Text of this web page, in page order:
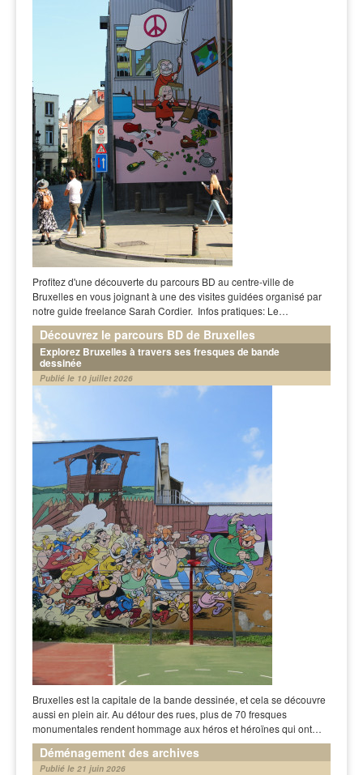
Profitez d'une découverte du parcours BD au centre-ville de
Bruxelles en vous joignant à une des visites guidées organisé par
notre guide freelance Sarah Cordier. Infos pratiques: Le…
Découvrez le parcours BD de Bruxelles
Explorez Bruxelles à travers ses fresques de bande
dessinée
Publié le 10 juillet 2026
Bruxelles est la capitale de la bande dessinée, et cela se découvre
aussi en plein air. Au détour des rues, plus de 70 fresques
monumentales rendent hommage aux héros et héroïnes qui ont…
Déménagement des archives
Publié le 21 juin 2026